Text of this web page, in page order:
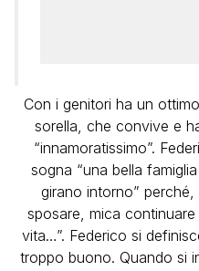
Con i genitori ha un
sorella, che convive e
“innamoratissimo”.
sogna “una bella
girano intorno”
sposare, mica
vita…”. Federico si
troppo buono. Quando si